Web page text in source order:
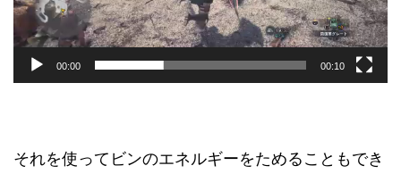
00:00 00:10
それを使ってビンのエネルギーをためることもでき